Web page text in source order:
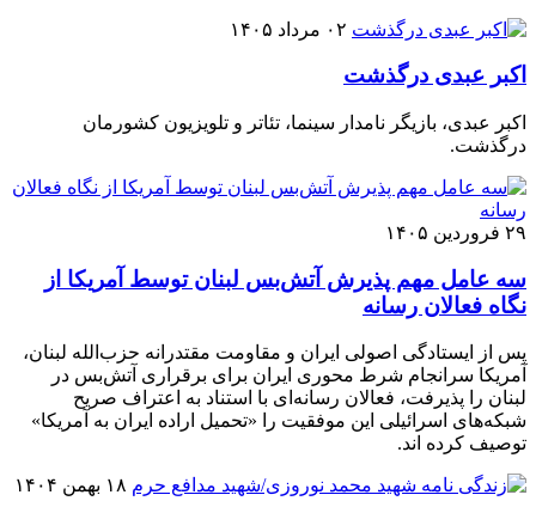
۰۲ مرداد ۱۴۰۵
اکبر عبدی درگذشت
اکبر عبدی، بازیگر نامدار سینما، تئاتر و تلویزیون کشورمان
درگذشت.
۲۹ فروردین ۱۴۰۵
سه عامل مهم پذیرش آتش‌بس لبنان توسط آمریکا از
نگاه فعالان رسانه
پس از ایستادگی اصولی ایران و مقاومت مقتدرانه حزب‌الله لبنان،
آمریکا سرانجام شرط محوری ایران برای برقراری آتش‌بس در
لبنان را پذیرفت، فعالان رسانه‌ای با استناد به اعتراف صریح
شبکه‌های اسرائیلی این موفقیت را «تحمیل اراده ایران به آمریکا»
توصیف کرده اند.
۱۸ بهمن ۱۴۰۴